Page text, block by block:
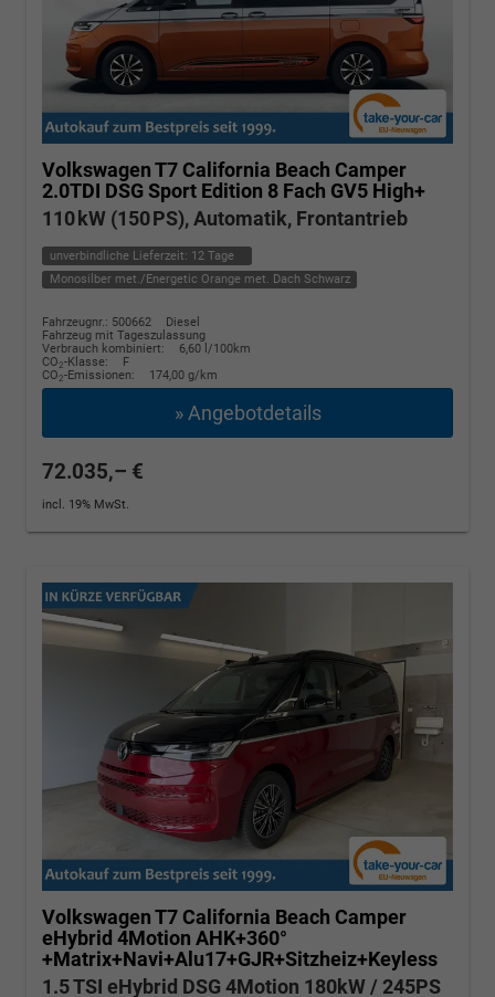
Volkswagen T7 California Beach Camper
2.0TDI DSG Sport Edition 8 Fach GV5 High+
110 kW (150 PS), Automatik, Frontantrieb
unverbindliche Lieferzeit: 12 Tage
Monosilber met./Energetic Orange met. Dach Schwarz
Fahrzeugnr.: 500662
Diesel
Fahrzeug mit Tageszulassung
Verbrauch kombiniert:
6,60 l/100km
CO2-Klasse:
F
CO2-Emissionen: 174,00 g/km
» Angebotdetails
72.035,– €
incl. 19% MwSt.
Volkswagen T7 California Beach Camper
eHybrid 4Motion AHK+360°
+Matrix+Navi+Alu17+GJR+Sitzheiz+Keyless
1.5 TSI eHybrid DSG 4Motion 180kW / 245PS